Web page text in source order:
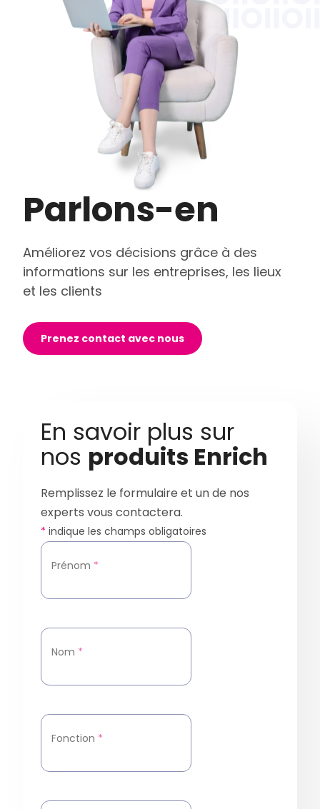
Parlons-en
Améliorez vos décisions grâce à des
informations sur les entreprises, les lieux
et les clients
Prenez contact avec nous
En savoir plus sur
nos produits Enrich
Remplissez le formulaire et un de nos
experts vous contactera.
* indique les champs obligatoires
Prénom *
Nom *
Fonction *